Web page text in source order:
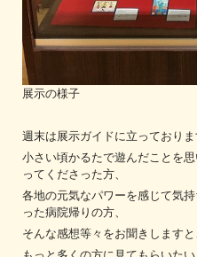
展示の様子
週末は展示ガイドに立っておりま
小さい頃かるたで遊んだことを
ってくださった方、
各地の元気なパワーを感じて気
った病院帰りの方、
そんな感想等々をお聞きしますと